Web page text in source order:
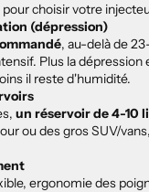
choisir votre
(dépression)
, au-delà de
Plus la dépression
il reste d'humidité.
un réservoir de 4-10
ou des gros SUV/vans,
ergonomie des